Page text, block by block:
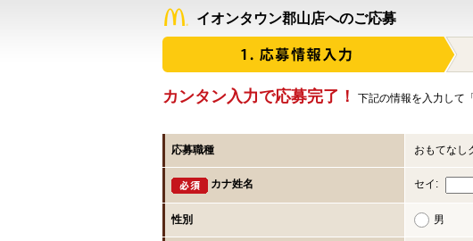
イオンタウン郡山店へのご応募
カンタン入力で応募完了！ 下記の情報を入力して
応募職種 おもてなし
カナ姓名 セイ:
性別 男